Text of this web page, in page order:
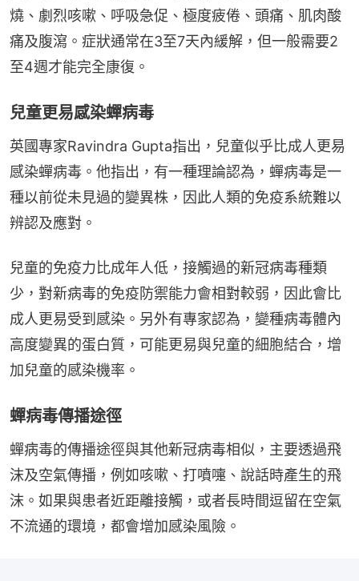
燒、劇烈咳嗽、呼吸急促、極度疲倦、頭痛、肌肉酸
痛及腹瀉。症狀通常在3至7天內緩解，但一般需要2
至4週才能完全康復。
兒童更易感染蟬病毒
英國專家Ravindra Gupta指出，兒童似乎比成人更易
感染蟬病毒。他指出，有一種理論認為，蟬病毒是一
種以前從未見過的變異株，因此人類的免疫系統難以
辨認及應對。
兒童的免疫力比成年人低，接觸過的新冠病毒種類
少，對新病毒的免疫防禦能力會相對較弱，因此會比
成人更易受到感染。另外有專家認為，變種病毒體內
高度變異的蛋白質，可能更易與兒童的細胞結合，增
加兒童的感染機率。
蟬病毒傳播途徑
蟬病毒的傳播途徑與其他新冠病毒相似，主要透過飛
沫及空氣傳播，例如咳嗽、打噴嚏、說話時產生的飛
沫。如果與患者近距離接觸，或者長時間逗留在空氣
不流通的環境，都會增加感染風險。